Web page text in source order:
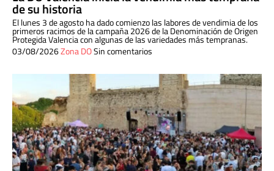
de su historia
El lunes 3 de agosto ha dado comienzo las labores de vendimia de los
primeros racimos de la campaña 2026 de la Denominación de Origen
Protegida Valencia con algunas de las variedades más tempranas.
03/08/2026Zona DOSin comentarios